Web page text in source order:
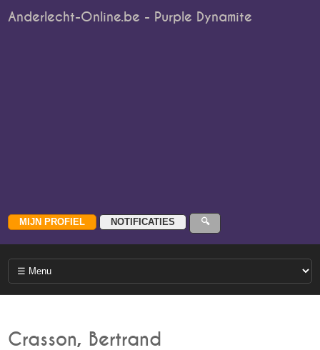
Anderlecht-Online.be - Purple Dynamite
Crasson, Bertrand